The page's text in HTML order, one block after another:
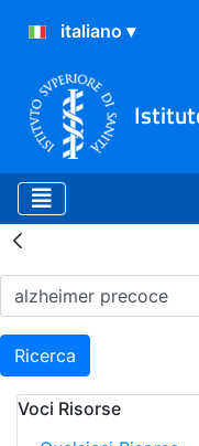
Risultati
Ricerca
Voci Risorse